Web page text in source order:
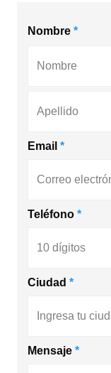
Nombre *
Last
Email *
Teléfono *
Ciudad *
Mensaje *